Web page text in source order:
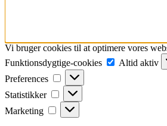
Vi bruger cookies til at optimere vores
Funktionsdygtige-cookies
cookies
Altid aktiv
Preferences
Preferences
Statistikker Statistikker
Marketing Marketing